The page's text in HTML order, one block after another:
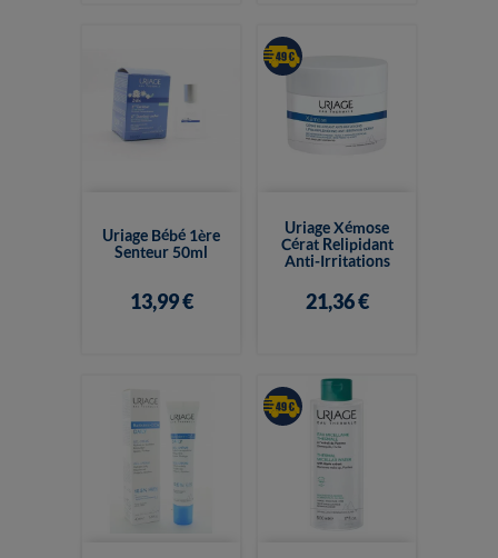
Uriage Bébé 1ère
Senteur 50ml
13,99 €
Uriage Xémose
Cérat Relipidant
Anti-Irritations
21,36 €